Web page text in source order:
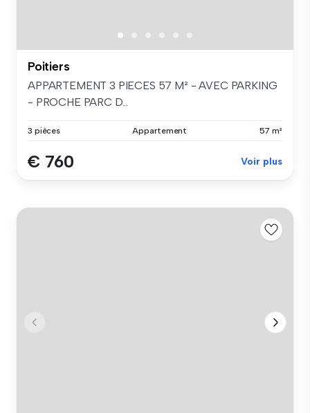
Poitiers
APPARTEMENT 3 PIECES 57 M² - AVEC PARKING
- PROCHE PARC D...
3 pièces Appartement 57 m²
€ 760 Voir plus